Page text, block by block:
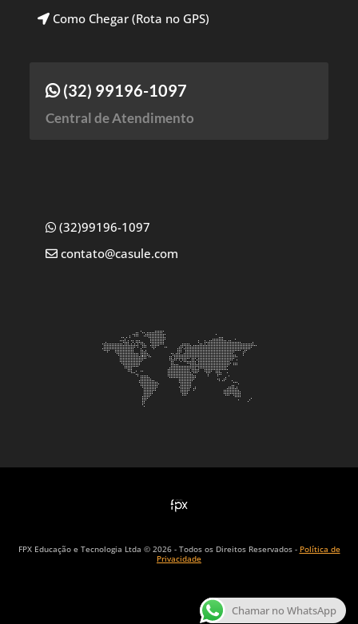
Como Chegar (Rota no GPS)
(32) 99196-1097
Central de Atendimento
(32)99196-1097
contato@casule.com
FPX Educação e Tecnologia Ltda © 2026 - Todos os Direitos Reservados - Política de
Privacidade
Chamar no WhatsApp